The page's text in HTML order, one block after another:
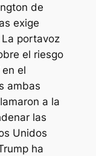
de
exige
portavoz
el riesgo
el
ambas
a la
las
Unidos
ha